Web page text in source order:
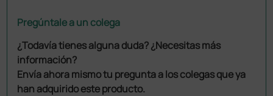
Pregúntale a un colega
¿Todavía tienes alguna duda? ¿Necesitas más
información?
Envía ahora mismo tu pregunta a los colegas que ya
han adquirido este producto.